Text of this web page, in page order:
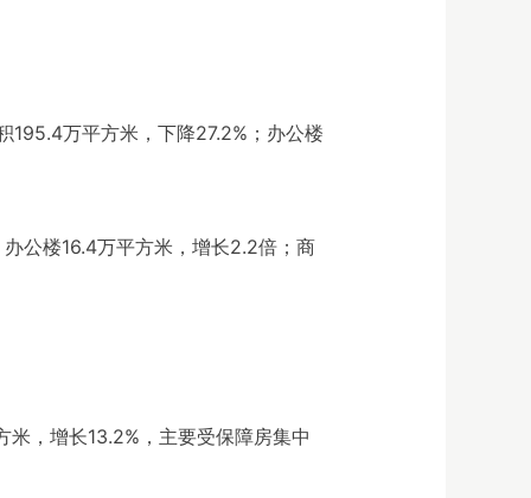
195.4万平方米，下降27.2%；办公楼
公楼16.4万平方米，增长2.2倍；商
，增长13.2%，主要受保障房集中